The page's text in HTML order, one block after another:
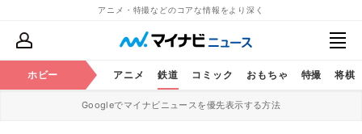
アニメ・特撮などのコアな情報をより深く
ホビー アニメ 鉄道 コミック おもちゃ 特撮 将棋
Googleでマイナビニュースを優先表示する方法